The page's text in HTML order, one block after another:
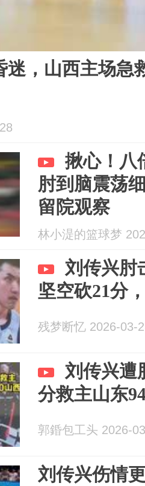
迷，山西主场急
揪心！八
肘到脑震荡
留院观察
林小湜的篮球梦
刘传兴肘
坚空砍21分
残梦断忆 2026-03-
刘传兴遭
分救主山东
郭錉包工头 2026-
刘传兴伤情